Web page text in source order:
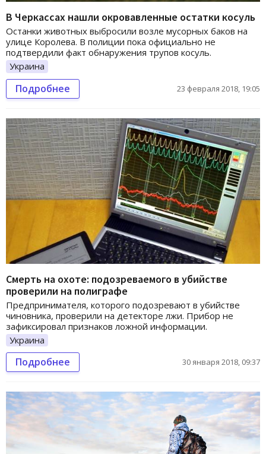
В Черкассах нашли окровавленные остатки косуль
Останки животных выбросили возле мусорных баков на
улице Королева. В полиции пока официально не
подтвердили факт обнаружения трупов косуль.
Украина
Подробнее 23 февраля 2018, 19:05
Смерть на охоте: подозреваемого в убийстве
проверили на полиграфе
Предпринимателя, которого подозревают в убийстве
чиновника, проверили на детекторе лжи. Прибор не
зафиксировал признаков ложной информации.
Украина
Подробнее 30 января 2018, 09:37